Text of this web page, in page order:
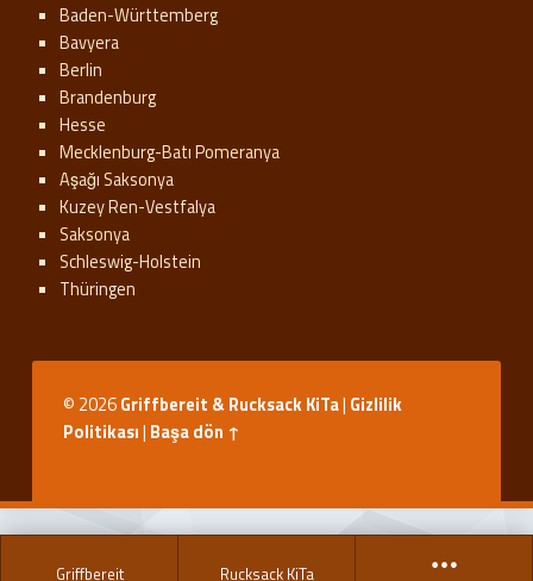
Griffbereit Rucksack KiTa
Baden-Württemberg
Bavyera
Berlin
Brandenburg
Hesse
Mecklenburg-Batı Pomeranya
Aşağı Saksonya
Kuzey Ren-Vestfalya
Saksonya
Schleswig-Holstein
Thüringen
© 2026Griffbereit & Rucksack KiTa| Gizlilik
Politikası| Başa dön ↑